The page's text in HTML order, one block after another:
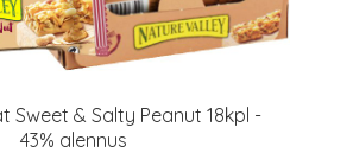
Sweet & Salty Peanut 18kpl -
43% alennus